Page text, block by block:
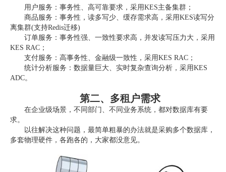
用户服务：事务性、高可靠要求，采用KES主备集群；
商品服务：事务性，读多写少、缓存需求高，采用KES读写分
离集群(支持Redis迁移)
订单服务：事务性强、一致性要求高，并发读写压力大，采用
KES RAC；
支付服务：高事务性、金融级一致性，采用KES RAC；
统计分析服务：数据量巨大、实时复杂查询分析，采用KES
ADC。
第二、多租户需求
在企业级场景，不同部门、不同业务系统，都对数据库有要
求。
以往解决这种问题，最简单粗暴的办法就是采购多个数据库，
多套物理硬件，各跑各的，大家都没意见。